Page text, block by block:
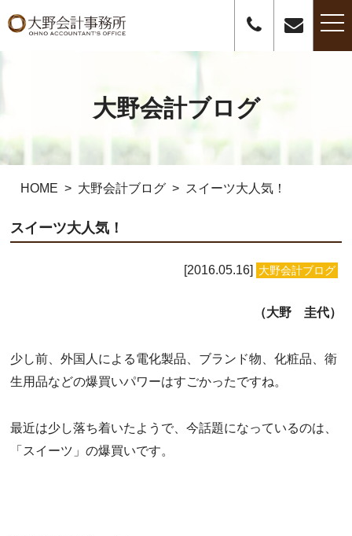
t
o
g
大野会計ブログ
HOME 大野会計ブログ スイーツ大人気！
スイーツ大人気！
2016.05.16 大野会計ブログ
（大野 圭代）
少し前、外国人による電化製品、ブランド物、化粧品、衛
生用品などの爆買いパワーはすごかったですね。
最近は少し落ち着いたようで、今話題になっているのは、
「スイーツ」の爆買いです。